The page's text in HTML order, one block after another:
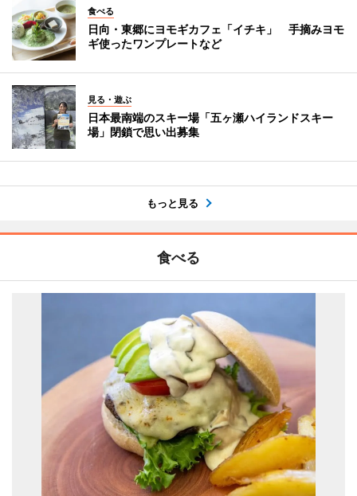
食べる
日向・東郷にヨモギカフェ「イチキ」 手摘みヨモ
ギ使ったワンプレートなど
見る・遊ぶ
日本最南端のスキー場「五ヶ瀬ハイランドスキー
場」閉鎖で思い出募集
もっと見る
食べる